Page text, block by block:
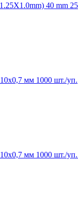
40 mm
мм 1000 шт./уп.
мм 1000 шт./